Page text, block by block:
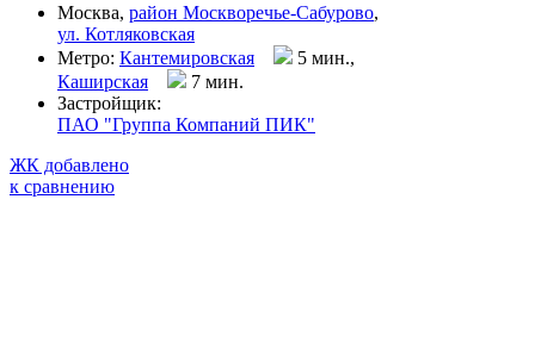
Москва, район Москворечье-Сабурово,
ул. Котляковская
Метро: Кантемировская
5 мин.,
Каширская
7 мин.
Застройщик:
ПАО "Группа Компаний ПИК"
ЖК добавлено
к сравнению